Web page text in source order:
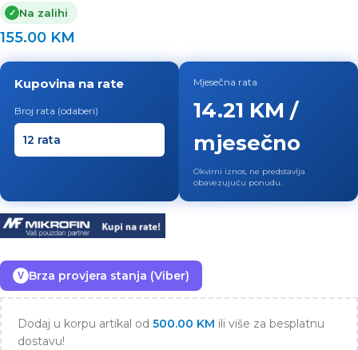
✓ Na zalihi
155.00 KM
Kupovina na rate
Broj rata (odaberi)
Mjesečna rata
14.21 KM /
mjesečno
Okvirni iznos, ne predstavlja
obavezujuću ponudu.
V Brza provjera stanja (Viber)
Dodaj u korpu artikal od 500.00 KM ili više za besplatnu
dostavu!